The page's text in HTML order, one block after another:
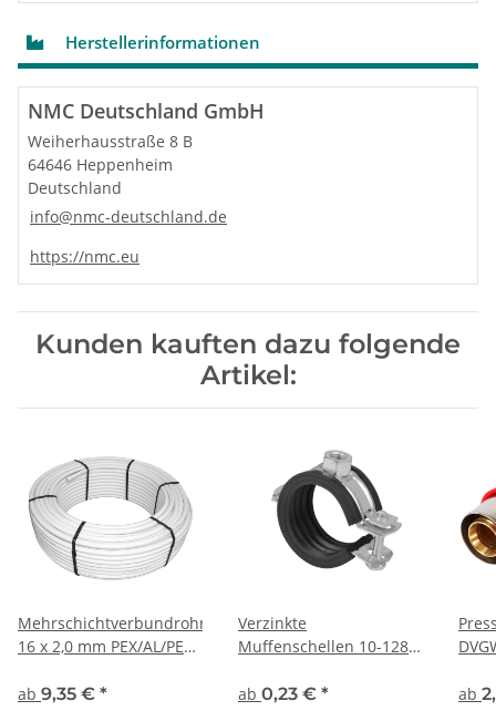
Herstellerinformationen
NMC Deutschland GmbH
Weiherhausstraße 8 B
64646 Heppenheim
Deutschland
info@nmc-deutschland.de
https://nmc.eu
Kunden kauften dazu folgende
Artikel:
Mehrschichtverbundrohr
16 x 2,0 mm PEX/AL/PEX
ab 9,35 € *
Verzinkte
Muffenschellen 10-128
ab 0,23 € * ab